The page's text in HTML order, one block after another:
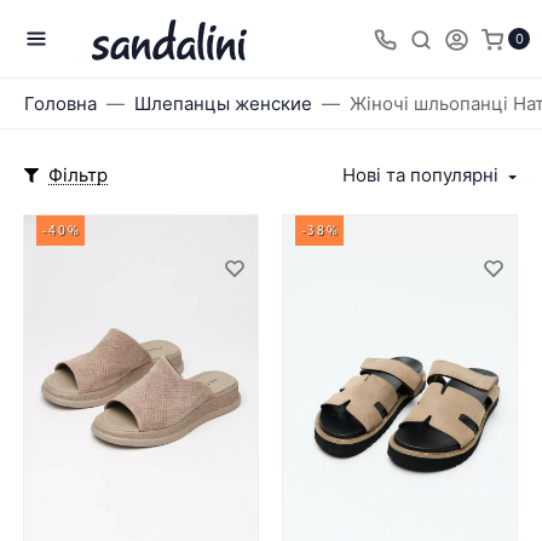
0
Головна Шлепанцы женские Жіночі шльопанці
Фільтр Нові та популярні
-40% -38%